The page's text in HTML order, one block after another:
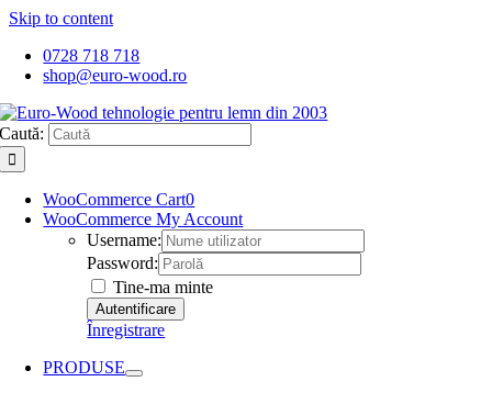
Skip to content
0728 718 718
shop@euro-wood.ro
Caută:
WooCommerce Cart0
WooCommerce My Account
Username:
Password:
Tine-ma minte
Înregistrare
PRODUSE